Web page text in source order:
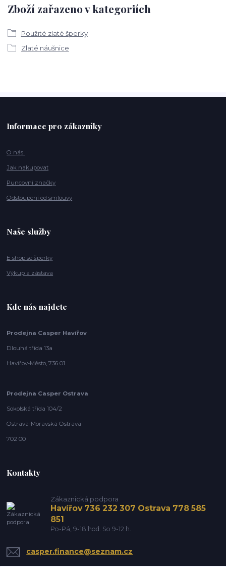
Zboží zařazeno v kategoriích
Použité zlaté šperky
Zlaté náušnice
Informace pro zákazníky
O nás
Jak nakupovat
Puncovní značky
Odstoupení od smlouvy
Naše služby
E-shop se šperky
Výkup a zástava
Kde nás najdete
Prodejna Casper Havířov
Dlouhá třída 13a
Havířov-Město, 736 01
Prodejna Casper Ostrava
Sokolská třída 104/2
Ostrava-Moravská Ostrava
702 00
Kontakty
Zákaznická podpora
Havířov 736 232 307 Ostrava 778 585
851
Po-Pá, 9-18 hod. So 9-12 h.
casper.finance@seznam.cz